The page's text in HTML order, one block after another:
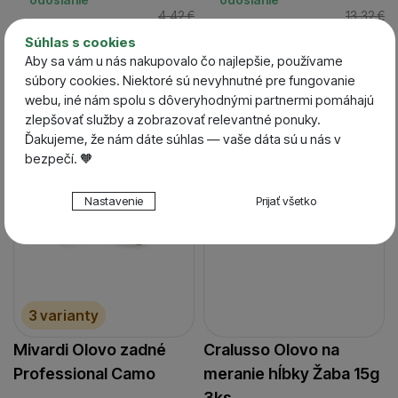
Súhlas s cookies
Aby sa vám u nás nakupovalo čo najlepšie, používame
súbory cookies. Niektoré sú nevyhnutné pre fungovanie
webu, iné nám spolu s dôveryhodnými partnermi pomáhajú
zlepšovať služby a zobrazovať relevantné ponuky.
Ďakujeme, že nám dáte súhlas — vaše dáta sú u nás v
bezpečí. 🧡
Nastavenie súhlasov s kategóriami cookies
. VŽDY AKTÍVNE
košíkom, porovnávanie produktov a ďalšie nevyhnutné
funkcie.
Preferenčné a rozšírené funkcie
Preferenčné a rozšírené funkcie
všetko nastavovať znova a aby ste sa s nami mohli spojiť
napr. pomocou chatu.
Nastavenie Prijať všetko
4,42€
od 3,98
13,32€
-10 %
3 varianty
Mivardi Olovo zadné
Professional Camo
-38 %
Cralusso Olovo na
meranie hĺbky Žaba 15g